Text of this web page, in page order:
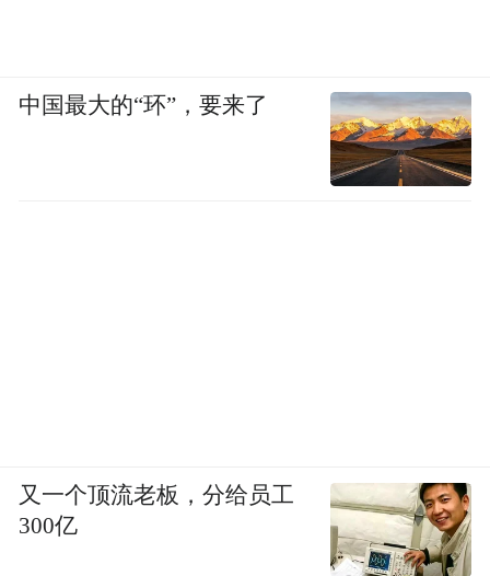
中国最大的“环”，要来了
又一个顶流老板，分给员工
300亿